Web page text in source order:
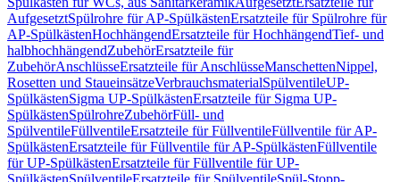
AufgesetztSpülrohre für AP-SpülkästenErsatzteile für Spülrohre für
AP-SpülkästenHochhängendErsatzteile für HochhängendTief- und
halbhochhängendZubehörErsatzteile für
ZubehörAnschlüsseErsatzteile für AnschlüsseManschettenNippel,
Rosetten und StaueinsätzeVerbrauchsmaterialSpülventileUP-
SpülkästenSigma UP-SpülkästenErsatzteile für Sigma UP-
SpülkästenSpülrohreZubehörFüll- und
SpülventileFüllventileErsatzteile für FüllventileFüllventile für AP-
SpülkästenErsatzteile für Füllventile für AP-SpülkästenFüllventile
für UP-SpülkästenErsatzteile für Füllventile für UP-
SpülkästenSpülventileErsatzteile für SpülventileSpül-Stopp-